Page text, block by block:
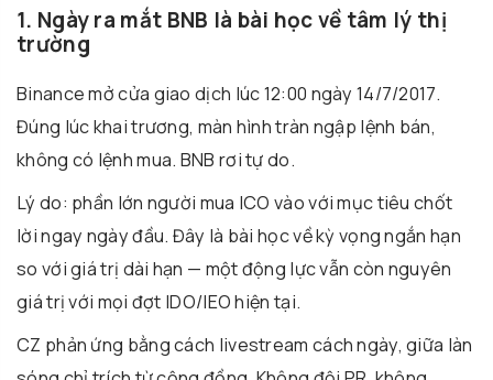
1. Ngày ra mắt BNB là bài học về tâm lý thị
trường
Binance mở cửa giao dịch lúc 12:00 ngày 14/7/2017.
Đúng lúc khai trương, màn hình tràn ngập lệnh bán,
không có lệnh mua. BNB rơi tự do.
Lý do: phần lớn người mua ICO vào với mục tiêu chốt
lời ngay ngày đầu. Đây là bài học về kỳ vọng ngắn hạn
so với giá trị dài hạn — một động lực vẫn còn nguyên
giá trị với mọi đợt IDO/IEO hiện tại.
CZ phản ứng bằng cách livestream cách ngày, giữa làn